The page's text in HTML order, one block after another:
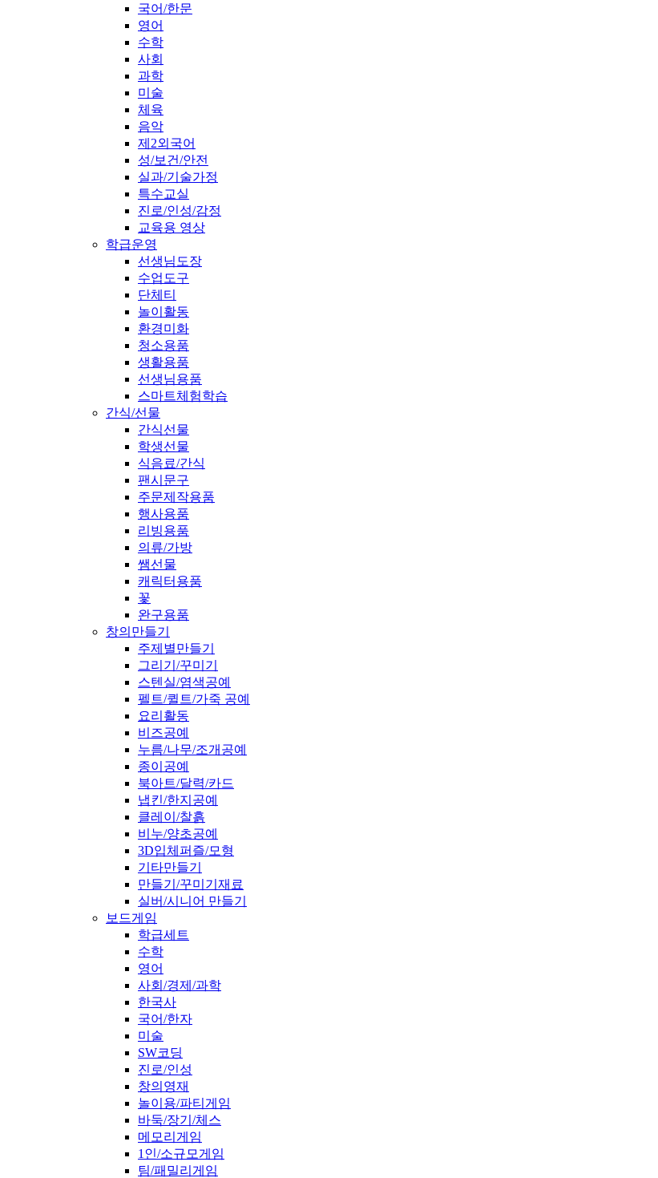
국어/한문
영어
수학
사회
과학
미술
체육
음악
제2외국어
성/보건/안전
실과/기술가정
특수교실
진로/인성/감정
교육용 영상
학급운영
선생님도장
수업도구
단체티
놀이활동
환경미화
청소용품
생활용품
선생님용품
스마트체험학습
간식/선물
간식선물
학생선물
식음료/간식
팬시문구
주문제작용품
행사용품
리빙용품
의류/가방
쌤선물
캐릭터용품
꽃
완구용품
창의만들기
주제별만들기
그리기/꾸미기
스텐실/염색공예
펠트/퀼트/가죽 공예
요리활동
비즈공예
누름/나무/조개공예
종이공예
북아트/달력/카드
냅킨/한지공예
클레이/찰흙
비누/양초공예
3D입체퍼즐/모형
기타만들기
만들기/꾸미기재료
실버/시니어 만들기
보드게임
학급세트
수학
영어
사회/경제/과학
한국사
국어/한자
미술
SW코딩
진로/인성
창의영재
놀이용/파티게임
바둑/장기/체스
메모리게임
1인/소규모게임
팀/패밀리게임